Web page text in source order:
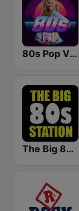
80s Pop Vibes
The Big 80s Station